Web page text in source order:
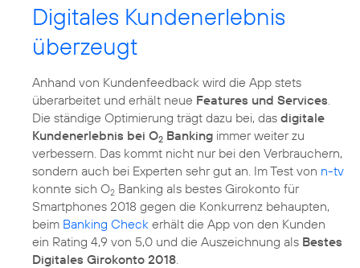
Digitales Kundenerlebnis
überzeugt
Anhand von Kundenfeedback wird die App stets
überarbeitet und erhält neue Features und Services
Die ständige Optimierung trägt dazu bei, das digitale
Kundenerlebnis bei O2 Banking immer weiter zu
verbessern. Das kommt nicht nur bei den Verbrauchern,
sondern auch bei Experten sehr gut an. Im Test von n-tv
konnte sich O2 Banking als bestes Girokonto für
Smartphones 2018 gegen die Konkurrenz behaupten,
beim Banking Check erhält die App von den Kunden
ein Rating 4,9 von 5,0 und die Auszeichnung als Bestes
Digitales Girokonto 2018